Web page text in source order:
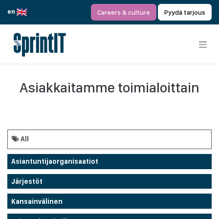
en
Careers & culture Pyydä tarjous
Asiakkaitamme toimialoittain
All
Asiantuntijaorganisaatiot
Järjestöt
Kansainvälinen